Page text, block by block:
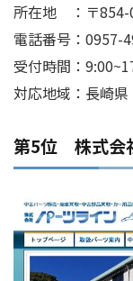
所在地 ：〒854-
電話番号：0957-
受付時間：
対応地域：長崎
第5位 株式会